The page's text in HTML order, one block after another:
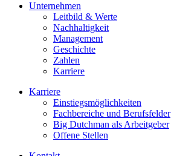
Unternehmen
Leitbild & Werte
Nachhaltigkeit
Management
Geschichte
Zahlen
Karriere
Karriere
Einstiegsmöglichkeiten
Fachbereiche und Berufsfelder
Big Dutchman als Arbeitgeber
Offene Stellen